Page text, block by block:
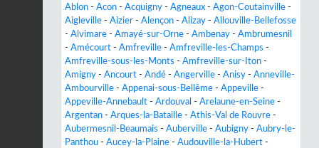
Ablon - Acon - Acquigny - Agneaux - Agon-Coutainville -
Aigleville - Aizier - Alençon - Alizay - Allouville-Bellefosse
- Alvimare - Amayé-sur-Orne - Ambenay - Ambrumesnil
- Amécourt - Amfreville - Amfreville-les-Champs -
Amfreville-sous-les-Monts - Amfreville-sur-Iton -
Amigny - Ancourt - Andé - Angerville - Anisy - Anneville-
Ambourville - Appenai-sous-Bellême - Appeville -
Appeville-Annebault - Ardouval - Arelaune-en-Seine -
Argentan - Arques-la-Bataille - Athis-Val de Rouvre -
Aubermesnil-Beaumais - Auberville - Aubigny - Aubry-le-
Panthou - Aucey-la-Plaine - Audouville-la-Hubert -